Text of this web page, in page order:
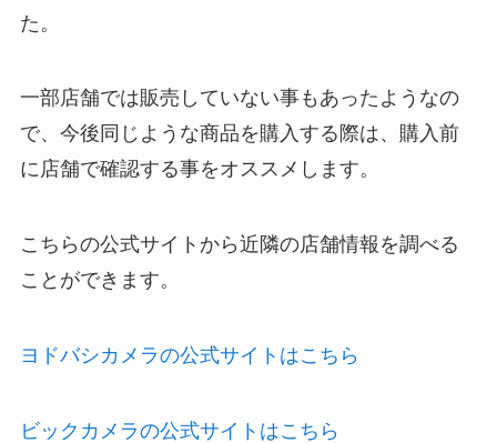
た。
一部店舗では販売していない事もあったようなの
で、今後同じような商品を購入する際は、購入前
に店舗で確認する事をオススメします。
こちらの公式サイトから近隣の店舗情報を調べる
ことができます。
ヨドバシカメラの公式サイトはこちら
ビックカメラの公式サイトはこちら